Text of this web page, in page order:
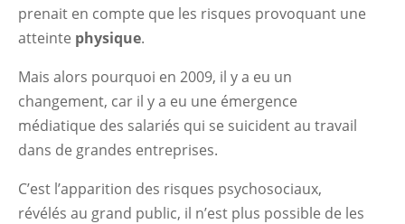
prenait en compte que les risques provoquant une
atteinte physique.
Mais alors pourquoi en 2009, il y a eu un
changement, car il y a eu une émergence
médiatique des salariés qui se suicident au travail
dans de grandes entreprises.
C’est l’apparition des risques psychosociaux,
révélés au grand public, il n’est plus possible de les